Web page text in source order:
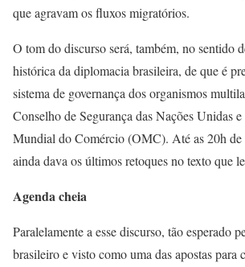
que agravam os fluxos migratórios.
O tom do discurso será, também, no sentido
histórica da diplomacia brasileira, de que é
sistema de governança dos organismos
Conselho de Segurança das Nações Unidas
Mundial do Comércio (OMC). Até as 20h de
ainda dava os últimos retoques no texto que
Agenda cheia
Paralelamente a esse discurso, tão esperado
brasileiro e visto como uma das apostas para